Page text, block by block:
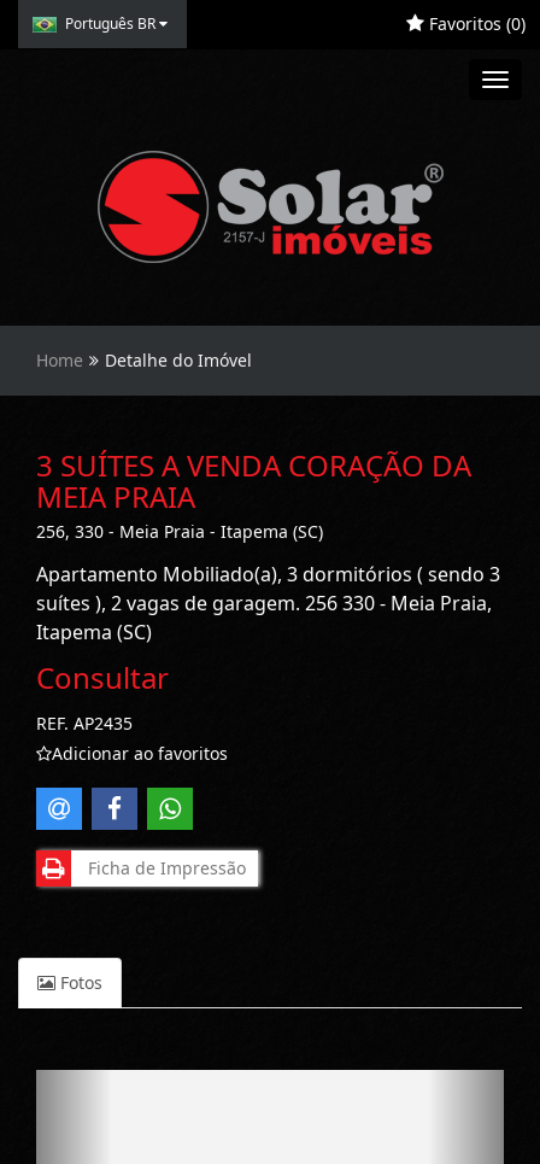
Português BR Favoritos (0)
Home Detalhe do Imóvel
3 SUÍTES A VENDA CORAÇÃO DA
MEIA PRAIA
256, 330 - Meia Praia - Itapema (SC)
Apartamento Mobiliado(a), 3 dormitórios ( sendo 3
suítes ), 2 vagas de garagem. 256 330 - Meia Praia,
Itapema (SC)
Consultar
REF. AP2435
Adicionar ao favoritos
Ficha de Impressão
Fotos